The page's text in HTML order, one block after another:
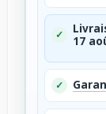
✓
17
✓